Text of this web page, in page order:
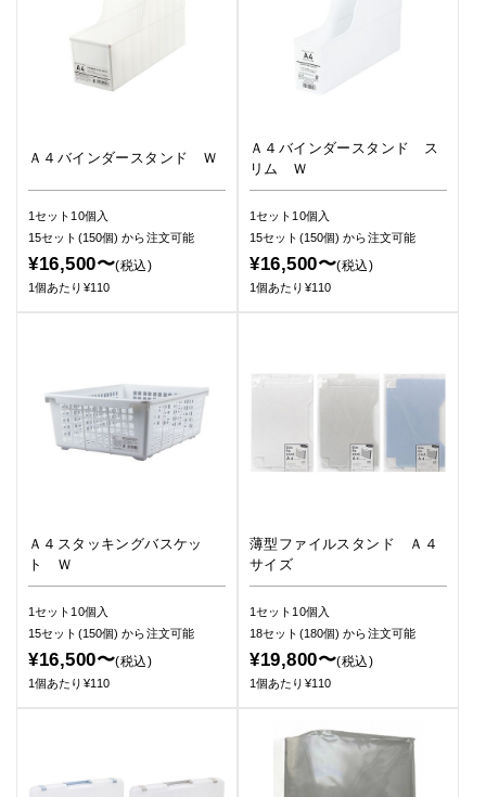
Ａ４バインダースタンド Ｗ
1セット10個入
15セット(150個)から注文可能
¥16,500〜(税込)
1個あたり¥110
Ａ４バインダースタンド ス
リム Ｗ
1セット10個入
15セット(150個)から注文可能
¥16,500〜(税込)
1個あたり¥110
Ａ４スタッキングバスケッ
ト Ｗ
1セット10個入
15セット(150個)から注文可能
¥16,500〜(税込)
1個あたり¥110
薄型ファイルスタンド Ａ４
サイズ
1セット10個入
18セット(180個)から注文可能
¥19,800〜(税込)
1個あたり¥110